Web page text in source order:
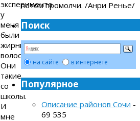
эксперимента
у
меня
были
жирные
волосы.
Они
такие
со
школы.
И
мне
потом промолчи. /Анри Ренье/
Поиск
на сайте в интернете
Популярное
Описание районов Сочи -
69 535